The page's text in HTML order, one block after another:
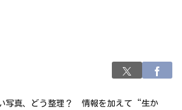
写真、どう整理？ 情報を加えて“生か